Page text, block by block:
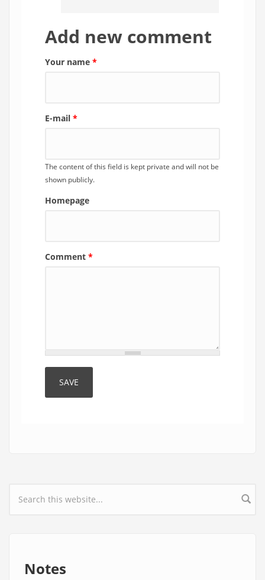
Add new comment
Your name *
E-mail *
The content of this field is kept private and will not be
shown publicly.
Homepage
Comment *
Search form
Notes